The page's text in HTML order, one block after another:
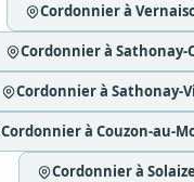
Cordonnier à
Cordonnier à Sathonay-
Cordonnier à Sathonay-
Cordonnier à Couzon-au-
Cordonnier à Solaize